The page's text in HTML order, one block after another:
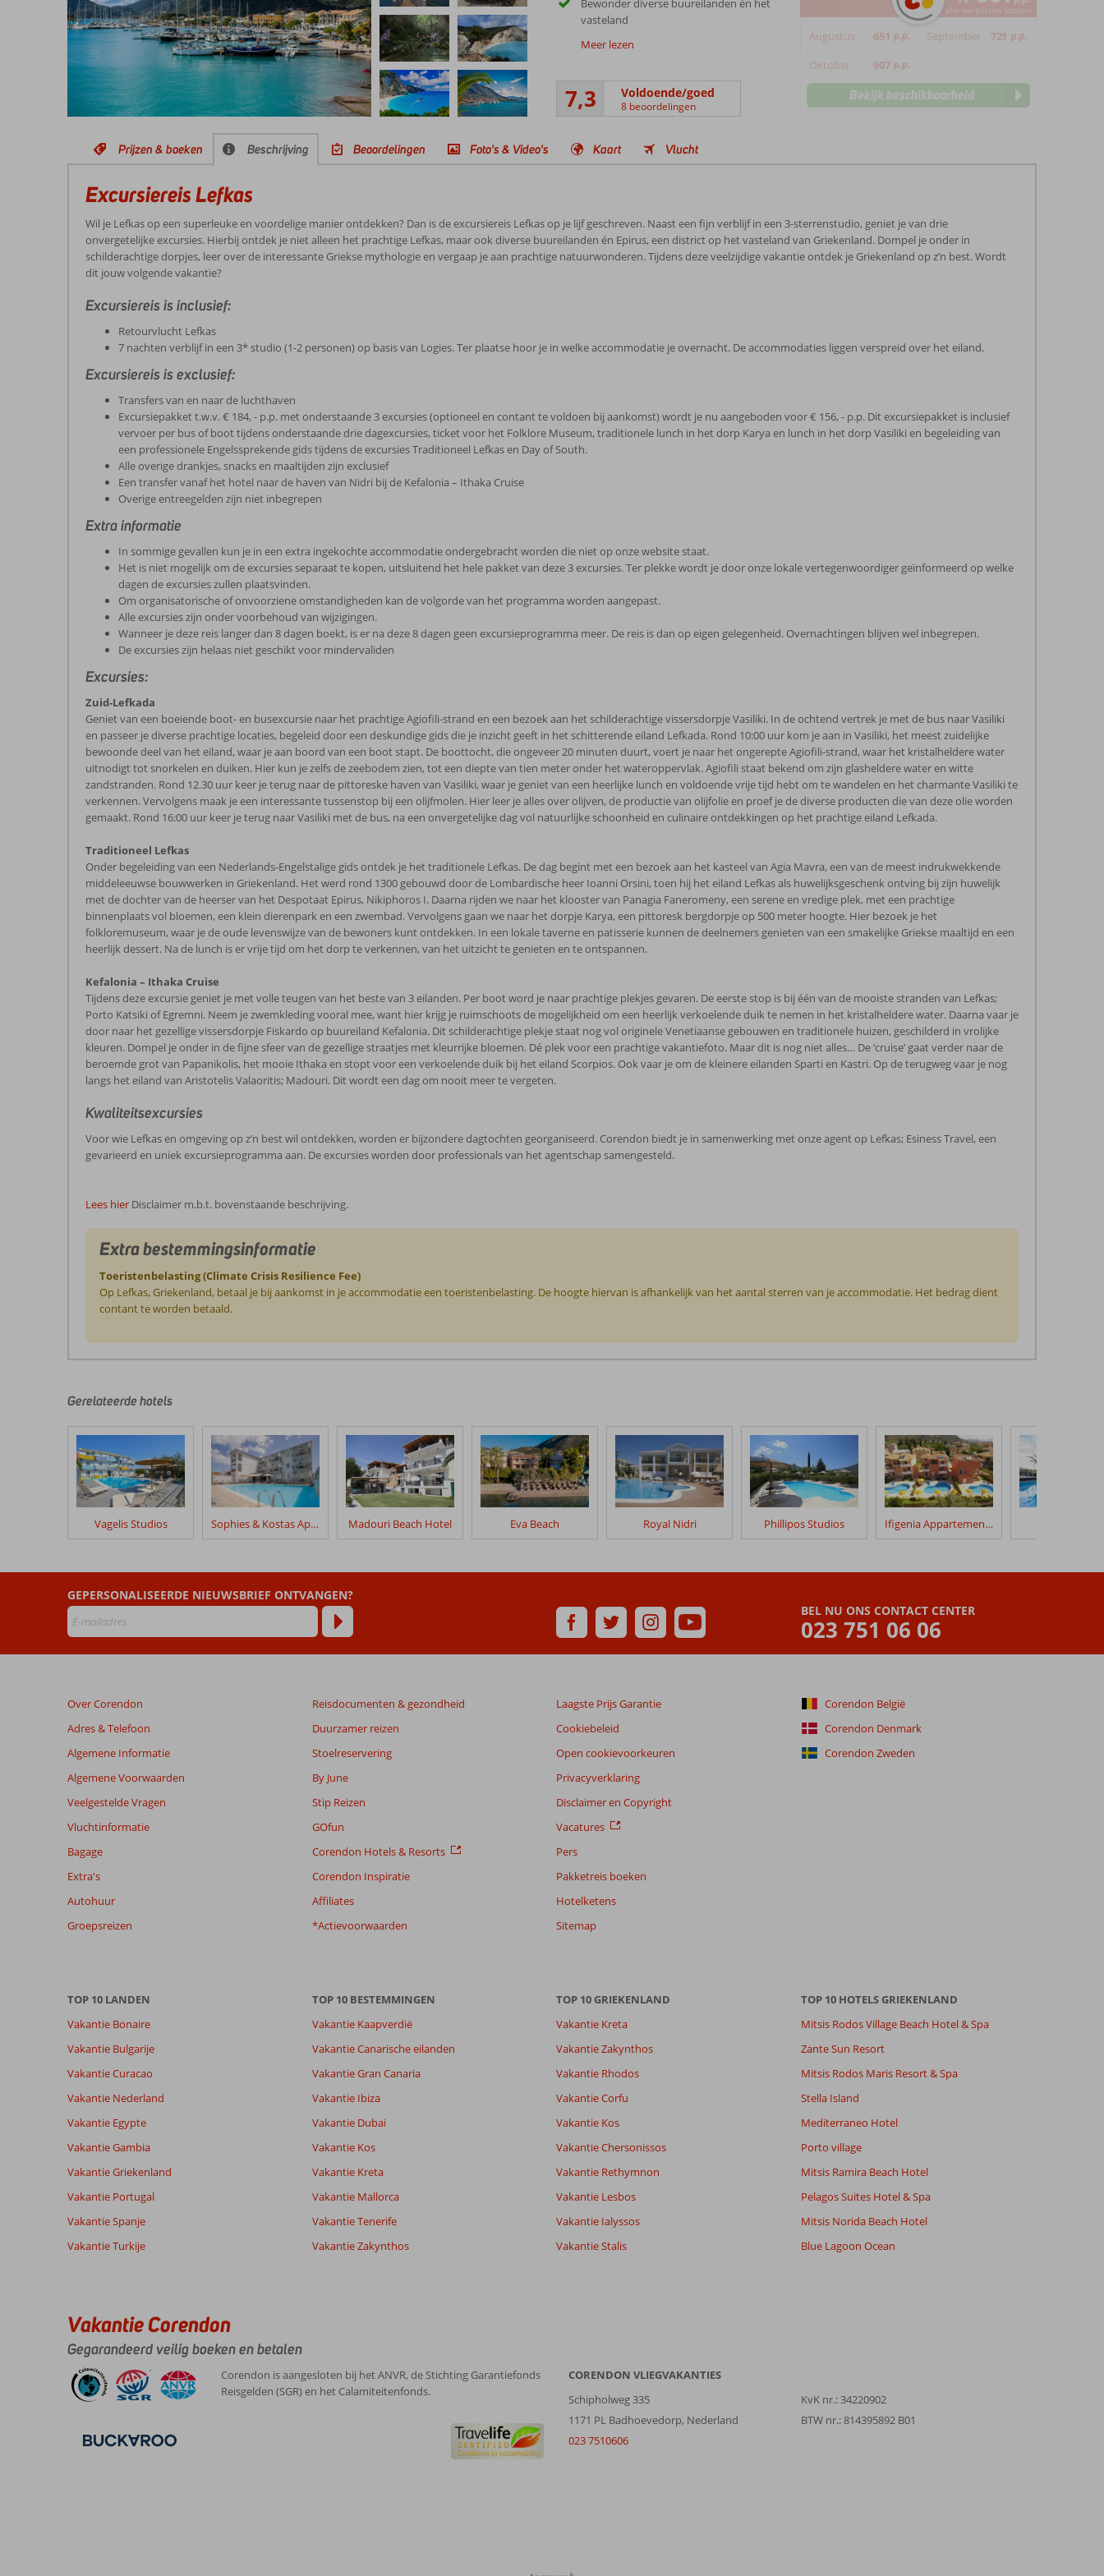
Bewonder diverse buureilanden én het
vasteland
Meer lezen
7,3 Voldoende/goed
8 beoordelingen
*incl. alle verplichte kosten
Augustus 651 p.p. September 721 p.p.
Oktober 907 p.p.
Bekijk beschikbaarheid
Prijzen & boeken Beschrijving Beoordelingen Foto's & Video's Kaart Vlucht
Excursiereis Lefkas
Wil je Lefkas op een superleuke en voordelige manier ontdekken? Dan is de excursiereis Lefkas op je lijf geschreven. Naast een fijn verblijf in een 3-sterrenstudio, geniet je van drie
onvergetelijke excursies. Hierbij ontdek je niet alleen het prachtige Lefkas, maar ook diverse buureilanden én Epirus, een district op het vasteland van Griekenland. Dompel je onder in
schilderachtige dorpjes, leer over de interessante Griekse mythologie en vergaap je aan prachtige natuurwonderen. Tijdens deze veelzijdige vakantie ontdek je Griekenland op z’n best. Wordt
dit jouw volgende vakantie?
Excursiereis is inclusief:
Retourvlucht Lefkas
7 nachten verblijf in een 3* studio (1-2 personen) op basis van Logies. Ter plaatse hoor je in welke accommodatie je overnacht. De accommodaties liggen verspreid over het eiland.
Excursiereis is exclusief:
Transfers van en naar de luchthaven
Excursiepakket t.w.v. € 184, - p.p. met onderstaande 3 excursies (optioneel en contant te voldoen bij aankomst) wordt je nu aangeboden voor € 156, - p.p. Dit excursiepakket is inclusief
vervoer per bus of boot tijdens onderstaande drie dagexcursies, ticket voor het Folklore Museum, traditionele lunch in het dorp Karya en lunch in het dorp Vasiliki en begeleiding van
een professionele Engelssprekende gids tijdens de excursies Traditioneel Lefkas en Day of South.
Alle overige drankjes, snacks en maaltijden zijn exclusief
Een transfer vanaf het hotel naar de haven van Nidri bij de Kefalonia – Ithaka Cruise
Overige entreegelden zijn niet inbegrepen
Extra informatie
In sommige gevallen kun je in een extra ingekochte accommodatie ondergebracht worden die niet op onze website staat.
Het is niet mogelijk om de excursies separaat te kopen, uitsluitend het hele pakket van deze 3 excursies. Ter plekke wordt je door onze lokale vertegenwoordiger geïnformeerd op welke
dagen de excursies zullen plaatsvinden.
Om organisatorische of onvoorziene omstandigheden kan de volgorde van het programma worden aangepast.
Alle excursies zijn onder voorbehoud van wijzigingen.
Wanneer je deze reis langer dan 8 dagen boekt, is er na deze 8 dagen geen excursieprogramma meer. De reis is dan op eigen gelegenheid. Overnachtingen blijven wel inbegrepen.
De excursies zijn helaas niet geschikt voor mindervaliden
Excursies:
Zuid-Lefkada
Geniet van een boeiende boot- en busexcursie naar het prachtige Agiofili-strand en een bezoek aan het schilderachtige vissersdorpje Vasiliki. In de ochtend vertrek je met de bus naar Vasiliki
en passeer je diverse prachtige locaties, begeleid door een deskundige gids die je inzicht geeft in het schitterende eiland Lefkada. Rond 10:00 uur kom je aan in Vasiliki, het meest zuidelijke
bewoonde deel van het eiland, waar je aan boord van een boot stapt. De boottocht, die ongeveer 20 minuten duurt, voert je naar het ongerepte Agiofili-strand, waar het kristalheldere water
uitnodigt tot snorkelen en duiken. Hier kun je zelfs de zeebodem zien, tot een diepte van tien meter onder het wateroppervlak. Agiofili staat bekend om zijn glasheldere water en witte
zandstranden. Rond 12.30 uur keer je terug naar de pittoreske haven van Vasiliki, waar je geniet van een heerlijke lunch en voldoende vrije tijd hebt om te wandelen en het charmante Vasiliki te
verkennen. Vervolgens maak je een interessante tussenstop bij een olijfmolen. Hier leer je alles over olijven, de productie van olijfolie en proef je de diverse producten die van deze olie worden
gemaakt. Rond 16:00 uur keer je terug naar Vasiliki met de bus, na een onvergetelijke dag vol natuurlijke schoonheid en culinaire ontdekkingen op het prachtige eiland Lefkada.
Traditioneel Lefkas
Onder begeleiding van een Nederlands-Engelstalige gids ontdek je het traditionele Lefkas. De dag begint met een bezoek aan het kasteel van Agia Mavra, een van de meest indrukwekkende
middeleeuwse bouwwerken in Griekenland. Het werd rond 1300 gebouwd door de Lombardische heer Ioanni Orsini, toen hij het eiland Lefkas als huwelijksgeschenk ontving bij zijn huwelijk
met de dochter van de heerser van het Despotaat Epirus, Nikiphoros I. Daarna rijden we naar het klooster van Panagia Faneromeny, een serene en vredige plek, met een prachtige
binnenplaats vol bloemen, een klein dierenpark en een zwembad. Vervolgens gaan we naar het dorpje Karya, een pittoresk bergdorpje op 500 meter hoogte. Hier bezoek je het
folkloremuseum, waar je de oude levenswijze van de bewoners kunt ontdekken. In een lokale taverne en patisserie kunnen de deelnemers genieten van een smakelijke Griekse maaltijd en een
heerlijk dessert. Na de lunch is er vrije tijd om het dorp te verkennen, van het uitzicht te genieten en te ontspannen.
Kefalonia – Ithaka Cruise
Tijdens deze excursie geniet je met volle teugen van het beste van 3 eilanden. Per boot word je naar prachtige plekjes gevaren. De eerste stop is bij één van de mooiste stranden van Lefkas;
Porto Katsiki of Egremni. Neem je zwemkleding vooral mee, want hier krijg je ruimschoots de mogelijkheid om een heerlijk verkoelende duik te nemen in het kristalheldere water. Daarna vaar je
door naar het gezellige vissersdorpje Fiskardo op buureiland Kefalonia. Dit schilderachtige plekje staat nog vol originele Venetiaanse gebouwen en traditionele huizen, geschilderd in vrolijke
kleuren. Dompel je onder in de fijne sfeer van de gezellige straatjes met kleurrijke bloemen. Dé plek voor een prachtige vakantiefoto. Maar dit is nog niet alles… De ‘cruise’ gaat verder naar de
beroemde grot van Papanikolis, het mooie Ithaka en stopt voor een verkoelende duik bij het eiland Scorpios. Ook vaar je om de kleinere eilanden Sparti en Kastri. Op de terugweg vaar je nog
langs het eiland van Aristotelis Valaoritis; Madouri. Dit wordt een dag om nooit meer te vergeten.
Kwaliteitsexcursies
Voor wie Lefkas en omgeving op z’n best wil ontdekken, worden er bijzondere dagtochten georganiseerd. Corendon biedt je in samenwerking met onze agent op Lefkas; Esiness Travel, een
gevarieerd en uniek excursieprogramma aan. De excursies worden door professionals van het agentschap samengesteld.
Lees hier Disclaimer m.b.t. bovenstaande beschrijving.
Extra bestemmingsinformatie
Toeristenbelasting (Climate Crisis Resilience Fee)
Op Lefkas, Griekenland, betaal je bij aankomst in je accommodatie een toeristenbelasting. De hoogte hiervan is afhankelijk van het aantal sterren van je accommodatie. Het bedrag dient
contant te worden betaald.
door
klanten
geschreven
na
hun
verblijf
Excursiereis
Beoordelingen
die
ouder
zijn
dan
worden
meer
weergegeven
de
relevantie
de
info
Totale score
Gebaseerd op:
8
7,3
Voldoende/goed
Eten
-
Kindvriendelijk 7,3
Wifi kwaliteit
Ervaringen
van onze
klanten
Filter reisgezelschap
Alle
Sorteren op
datum (nieuw > oud)
9,0
Alleen
,
12 september 2025
Over
is
echt
prachtig.Mooi
eiland,mooie
excursies
en
stadje
Algemene indruk
Eten -
Kamers
Kindvriendelijk -
Wifi kwaliteit
Gerelateerde hotels
Vagelis Studios Sophies & Kostas Appartementen Madouri Beach Hotel Eva Beach Royal Nidri Phillipos Studios Ifigenia Appartementen
BEL NU ONS CONTACT CENTER
023 751 06 06
GEPERSONALISEERDE NIEUWSBRIEF ONTVANGEN?
Over Corendon
Adres & Telefoon
Algemene Informatie
Algemene Voorwaarden
Veelgestelde Vragen
Vluchtinformatie
Bagage
Extra's
Autohuur
Groepsreizen
Reisdocumenten & gezondheid
Duurzamer reizen
Stoelreservering
By June
Stip Reizen
GOfun
Corendon Hotels & Resorts
Corendon Inspiratie
Affiliates
*Actievoorwaarden
Laagste Prijs Garantie
Cookiebeleid
Open cookievoorkeuren
Privacyverklaring
Disclaimer en Copyright
Vacatures
Pers
Pakketreis boeken
Hotelketens
Sitemap
Corendon België
Corendon Denmark
Corendon Zweden
TOP 10 LANDEN
Vakantie Bonaire
Vakantie Bulgarije
Vakantie Curacao
Vakantie Nederland
Vakantie Egypte
Vakantie Gambia
Vakantie Griekenland
Vakantie Portugal
Vakantie Spanje
Vakantie Turkije
TOP 10 BESTEMMINGEN
Vakantie Kaapverdië
Vakantie Canarische eilanden
Vakantie Gran Canaria
Vakantie Ibiza
Vakantie Dubai
Vakantie Kos
Vakantie Kreta
Vakantie Mallorca
Vakantie Tenerife
Vakantie Zakynthos
TOP 10 GRIEKENLAND
Vakantie Kreta
Vakantie Zakynthos
Vakantie Rhodos
Vakantie Corfu
Vakantie Kos
Vakantie Chersonissos
Vakantie Rethymnon
Vakantie Lesbos
Vakantie Ialyssos
Vakantie Stalis
TOP 10 HOTELS GRIEKENLAND
Mitsis Rodos Village Beach Hotel & Spa
Zante Sun Resort
Mitsis Rodos Maris Resort & Spa
Stella Island
Mediterraneo Hotel
Porto village
Mitsis Ramira Beach Hotel
Pelagos Suites Hotel & Spa
Mitsis Norida Beach Hotel
Blue Lagoon Ocean
Vakantie Corendon
Gegarandeerd veilig boeken en betalen
Corendon is aangesloten bij het ANVR, de Stichting Garantiefonds
Reisgelden (SGR) en het Calamiteitenfonds.
CORENDON VLIEGVAKANTIES
Schipholweg 335
1171 PL Badhoevedorp, Nederland
023 7510606
KvK nr.: 34220902
BTW nr.: 814395892 B01